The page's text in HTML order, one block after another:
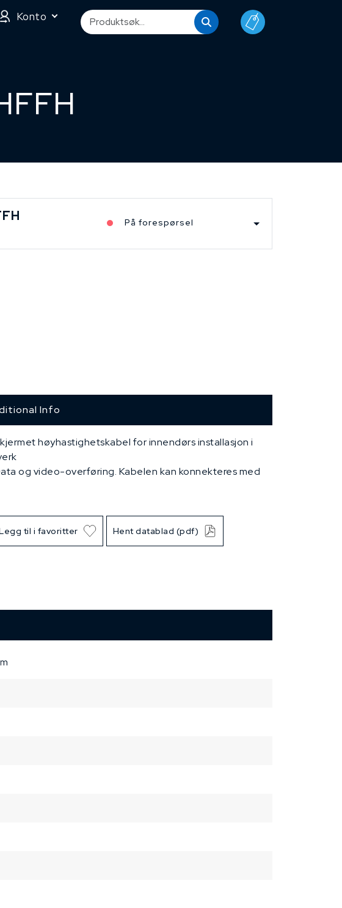
Konto
På forespørsel
Info
høyhastighetskabel for innendørs installasjon i
og video-overføring. Kabelen kan konnekteres med
til i favoritter Hent datablad (pdf)